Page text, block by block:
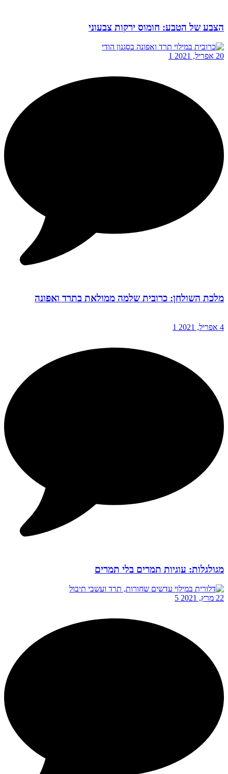
הצבע של הטבע: חומוס ירקות צבעוני
20 אפריל, 2021 1
מלכת השולחן: כרובית שלמה ממולאת בתרד ואפונה
4 אפריל, 2021 1
מגולגלות: עוגיות תמרים בלי תמרים
22 מרץ, 2021 5